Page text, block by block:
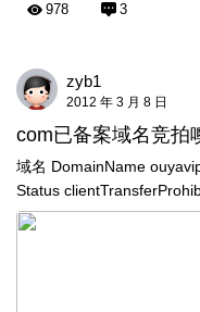
978 3
zyb1
2012 年 3 月 8 日
com已备案域名竞拍
域名 DomainName
Status